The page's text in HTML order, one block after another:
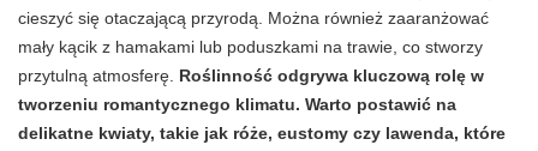
cieszyć się otaczającą przyrodą. Można również zaaranżować
mały kącik z hamakami lub poduszkami na trawie, co stworzy
przytulną atmosferę. Roślinność odgrywa kluczową rolę w
tworzeniu romantycznego klimatu. Warto postawić na
delikatne kwiaty, takie jak róże, eustomy czy lawenda, które